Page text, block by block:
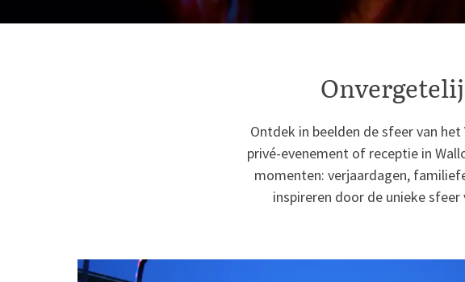
Ontdek in beelden de sfeer van
privé-evenement of receptie in
momenten: verjaardagen,
inspireren door de unieke